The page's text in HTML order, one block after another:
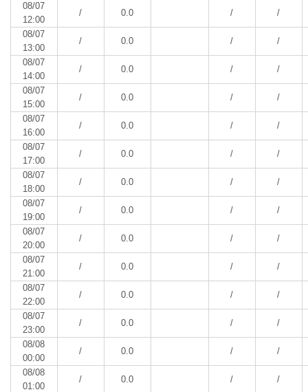
08/07
12:00
/ 0.0 / /
08/07
13:00
/ 0.0 / /
08/07
14:00
/ 0.0 / /
08/07
15:00
/ 0.0 / /
08/07
16:00
/ 0.0 / /
08/07
17:00
/ 0.0 / /
08/07
18:00
/ 0.0 / /
08/07
19:00
/ 0.0 / /
08/07
20:00
/ 0.0 / /
08/07
21:00
/ 0.0 / /
08/07
22:00
/ 0.0 / /
08/07
23:00
/ 0.0 / /
08/08
00:00
/ 0.0 / /
08/08
01:00
/ 0.0 / /